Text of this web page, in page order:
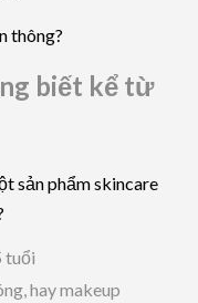
thông?
biết kể từ
sản phẩm skincare
tuổi
hay makeup